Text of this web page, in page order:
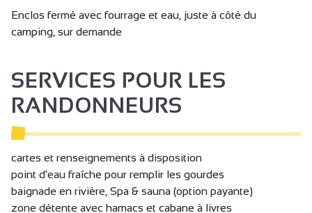
Enclos fermé avec fourrage et eau, juste à côté du
camping, sur demande
SERVICES POUR LES
RANDONNEURS
cartes et renseignements à disposition
point d'eau fraîche pour remplir les gourdes
baignade en rivière, Spa & sauna (option payante)
zone détente avec hamacs et cabane à livres